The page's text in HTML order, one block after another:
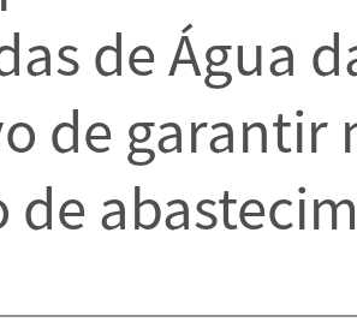
de Água
de garantir
de